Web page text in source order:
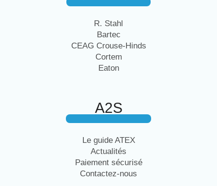
R. Stahl
Bartec
CEAG Crouse-Hinds
Cortem
Eaton
A2S
Le guide ATEX
Actualités
Paiement sécurisé
Contactez-nous